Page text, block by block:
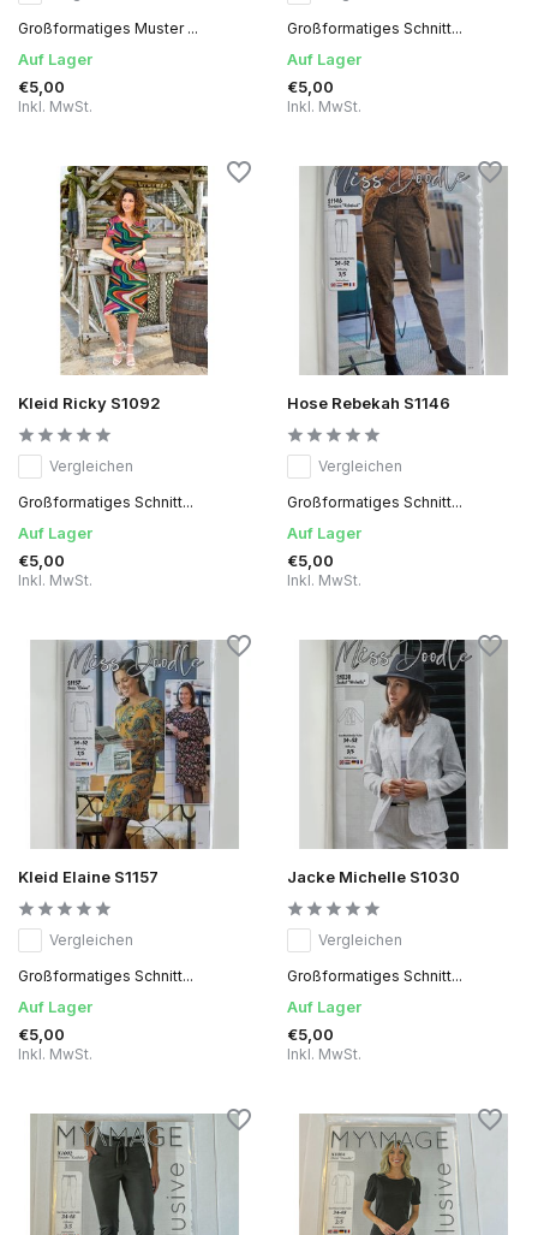
Großformatiges Muster ...
Auf Lager
€5,00
Inkl. MwSt.
Großformatiges Schnitt...
Auf Lager
€5,00
Inkl. MwSt.
Kleid Ricky S1092
Vergleichen
Großformatiges Schnitt...
Auf Lager
€5,00
Inkl. MwSt.
Hose Rebekah S1146
Vergleichen
Großformatiges Schnitt...
Auf Lager
€5,00
Inkl. MwSt.
Kleid Elaine S1157
Vergleichen
Großformatiges Schnitt...
Auf Lager
€5,00
Inkl. MwSt.
Jacke Michelle S1030
Vergleichen
Großformatiges Schnitt...
Auf Lager
€5,00
Inkl. MwSt.